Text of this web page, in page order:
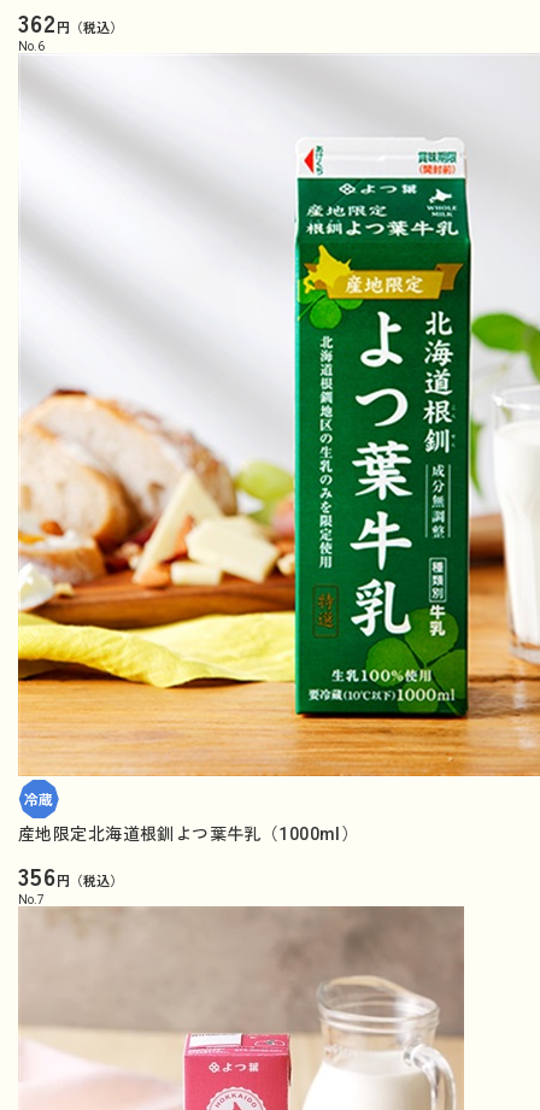
362円（税込）
No. 6
産地限定北海道根釧よつ葉牛乳（1000ml）
356円（税込）
No. 7